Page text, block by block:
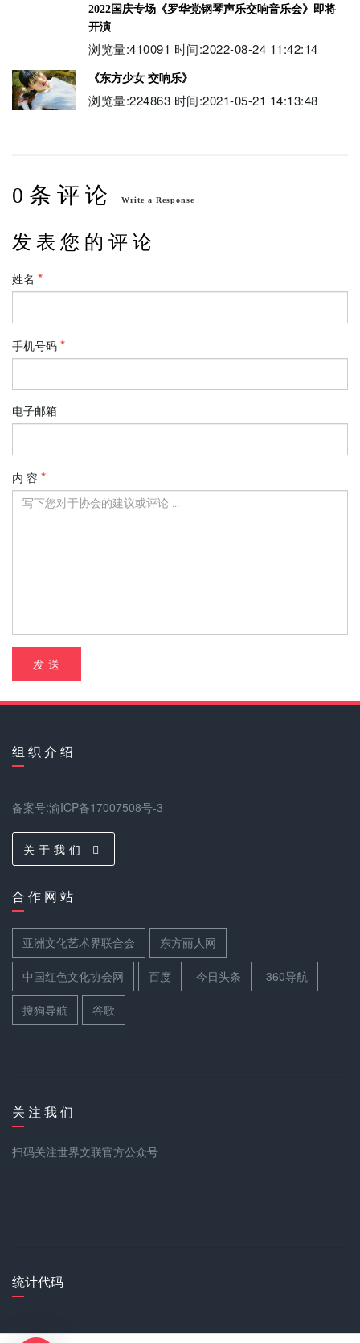
2022国庆专场《罗华党钢琴声乐交响音乐会》即将
开演
浏览量:410091 时间:2022-08-24 11:42:14
《东方少女 交响乐》
浏览量:224863 时间:2021-05-21 14:13:48
0 条 评 论 Write a Response
发 表 您 的 评 论
姓名
手机号码
电子邮箱
内 容
发 送
组 织 介 绍
备案号:渝ICP备17007508号-3
关 于 我 们
合 作 网 站
亚洲文化艺术界联合会 东方丽人网
中国红色文化协会网 百度 今日头条 360导航
搜狗导航 谷歌
关 注 我 们
扫码关注世界文联官方公众号
统计代码